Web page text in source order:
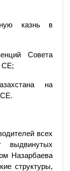
казнь в
Совета
СЕ;
на
СЕ.
всех
Назарбаева
структуры,